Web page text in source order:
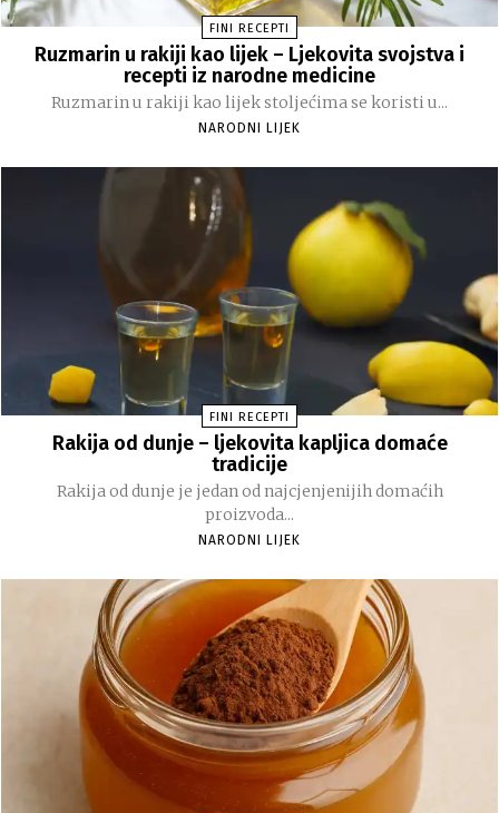
FINI RECEPTI
Ruzmarin u rakiji kao lijek – Ljekovita svojstva i
recepti iz narodne medicine
Ruzmarin u rakiji kao lijek stoljećima se koristi u...
NARODNI LIJEK
FINI RECEPTI
Rakija od dunje – ljekovita kapljica domaće
tradicije
Rakija od dunje je jedan od najcjenjenijih domaćih
proizvoda...
NARODNI LIJEK